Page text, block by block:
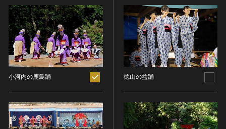
全国の美術館・博物館
世界遺産
無形文化遺産
動画で見る無形の文化財
お知らせ一覧
ヘルプ
このサイトについて
関連サイトリンク
サイトマップ
サイトのご意見はこちら
文化遺産データベース
小河内の鹿島踊 徳山の盆踊
制作者名
時代
時代を選択
縄文 [日本]
弥生 [日本]
分野を選択